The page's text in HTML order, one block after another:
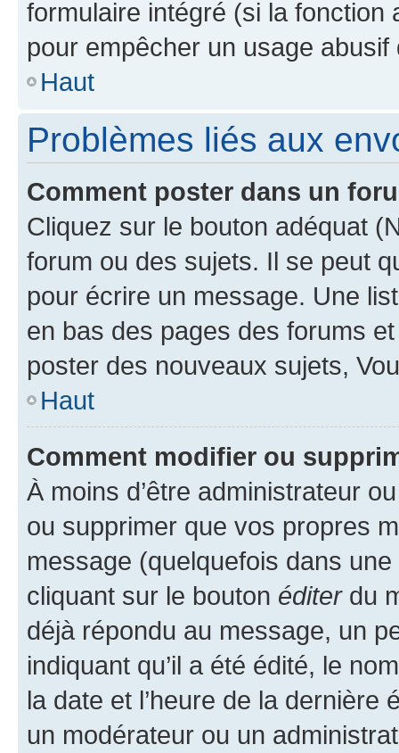
formulaire intégré (si la fonction
pour empêcher un usage
Haut
Problèmes liés aux
Comment poster dans un
Cliquez sur le bouton adéquat
forum ou des sujets. Il se peut
pour écrire un message. Une
en bas des pages des forums
poster des nouveaux sujets,
Haut
Comment modifier ou
À moins d’être administrateur
ou supprimer que vos propres
message (quelquefois dans
cliquant sur le bouton éditerdu
déjà répondu au message, un
indiquant qu’il a été édité, le
la date et l’heure de la dernière
un modérateur ou un